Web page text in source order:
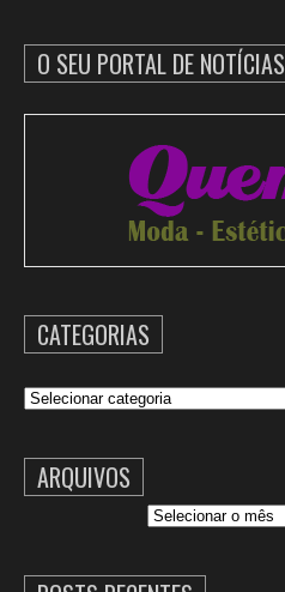
O SEU PORTAL DE NOTÍCIAS
CATEGORIAS
Categorias
ARQUIVOS